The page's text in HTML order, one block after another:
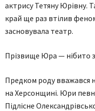
актрису Тетяну Юрівну.
край ще раз втілив
засновувала театр.
Прізвище Юра — нібито
Предком роду вважався
на Херсонщині. Юри
Підлісне